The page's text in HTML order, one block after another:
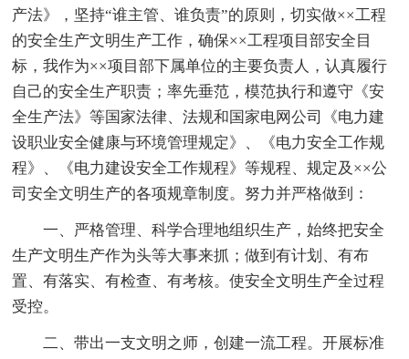
产法》，坚持“谁主管、谁负责”的原则，切实做××工程
的安全生产文明生产工作，确保××工程项目部安全目
标，我作为××项目部下属单位的主要负责人，认真履行
自己的安全生产职责；率先垂范，模范执行和遵守《安
全生产法》等国家法律、法规和国家电网公司《电力建
设职业安全健康与环境管理规定》、《电力安全工作规
程》、《电力建设安全工作规程》等规程、规定及××公
司安全文明生产的各项规章制度。努力并严格做到：
一、严格管理、科学合理地组织生产，始终把安全
生产文明生产作为头等大事来抓；做到有计划、有布
置、有落实、有检查、有考核。使安全文明生产全过程
受控。
二、带出一支文明之师，创建一流工程。开展标准